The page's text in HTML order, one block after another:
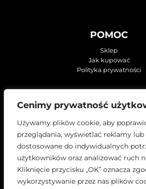
Cenimy prywatność
Używamy plików cookie, aby
przeglądania, wyświetlać reklamy lub
dostosowane do indywidualnych
użytkowników oraz analizować ruch
Kliknięcie przycisku „OK” oznacza
wykorzystywanie przez nas plików
POMOC
Sklep
Jak kupować
Polityka prywatności
O firmie
ZNAJDŹ NAS